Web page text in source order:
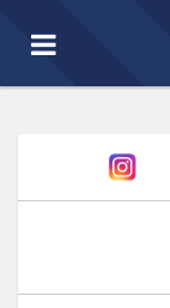
Toggle
navigation